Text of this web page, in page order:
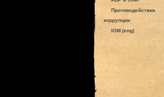
Противодействие
коррупции
IOM (eng)